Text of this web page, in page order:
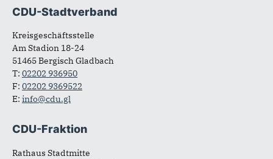
Fußbereich
CDU-Stadtverband
Kreisgeschäftsstelle
Am Stadion 18-24
51465 Bergisch Gladbach
T: 02202 936950
F: 02202 9369522
E: info@cdu.gl
CDU-Fraktion
Rathaus Stadtmitte